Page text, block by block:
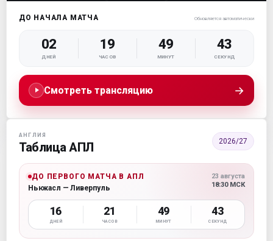
ДО НАЧАЛА МАТЧА Обновляется автоматически
02
ДНЕЙ
19
ЧАСОВ
49
МИНУТ
42
СЕКУНД
Смотреть трансляцию →
АНГЛИЯ
Таблица АПЛ 2026/27
ДО ПЕРВОГО МАТЧА В АПЛ
Ньюкасл — Ливерпуль
23 августа
18:30 МСК
16
ДНЕЙ
21
ЧАСОВ
49
МИНУТ
42
СЕКУНД